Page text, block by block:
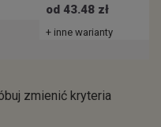
od 43.48 zł
+ inne warianty
zmienić kryteria